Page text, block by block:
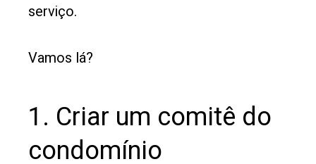
serviço.
Vamos lá?
1. Criar um comitê do
condomínio